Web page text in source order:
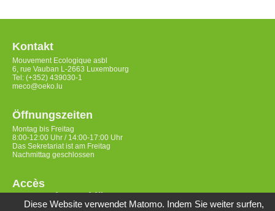
Kontakt
Mouvement Ecologique asbl
6, rue Vauban L-2663 Luxembourg
Tel: (+352) 439030-1
meco@oeko.lu
Öffnungszeiten
Montag bis Freitag
8:00-12:00 Uhr / 14:00-17:00 Uhr
Das Sekretariat ist am Freitag
Nachmittag geschlossen
Accès
Datenschutzerklärung
Diese Website verwendet Matomo. Indem Sie weiter surfen,